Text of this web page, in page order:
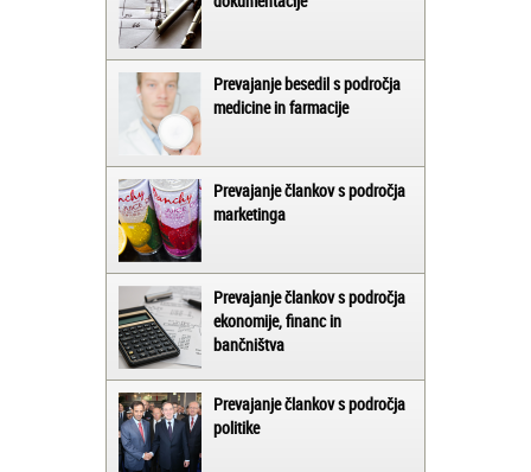
Prevajanje besedil s področja
medicine in farmacije
Prevajanje člankov s področja
marketinga
Prevajanje člankov s področja
ekonomije, financ in
bančništva
Prevajanje člankov s področja
politike